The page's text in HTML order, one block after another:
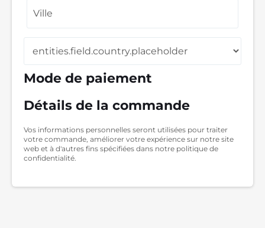
Mode de paiement
Détails de la commande
Vos informations personnelles seront utilisées pour traiter
votre commande, améliorer votre expérience sur notre site
web et à d'autres fins spécifiées dans notre politique de
confidentialité.